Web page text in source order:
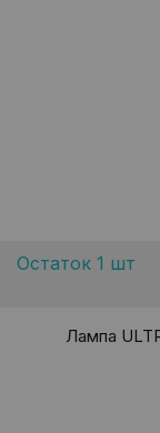
Остаток 1 шт
Лампа